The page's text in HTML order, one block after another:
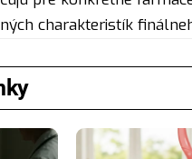
charakteristík